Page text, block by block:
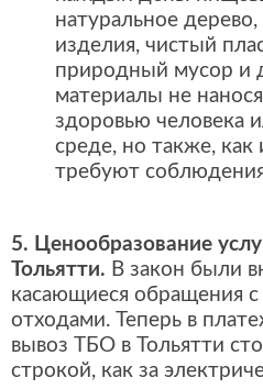
натуральное
изделия, чистый
природный мусор и
материалы не
здоровью человека
среде, но также,
требуют
5. Ценообразование
Тольятти. В закон были
касающиеся обращения с
отходами. Теперь в
вывоз ТБО в Тольятти
строкой, как за